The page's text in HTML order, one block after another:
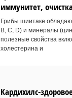
иммунитет,
Грибы шиитаке
В, С, D) и минералы
полезные свойства
холестерина и
Кардихилс-